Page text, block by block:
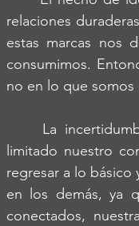
relaciones
estas marcas nos
consumimos.
no en lo que somos
limitado nuestro
regresar a lo
en los demás, ya
conectados,